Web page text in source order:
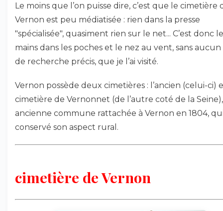
Le moins que l’on puisse dire, c’est que le cimetière
Vernon est peu médiatisée : rien dans la presse
"spécialisée", quasiment rien sur le net... C’est donc
mains dans les poches et le nez au vent, sans
de recherche précis, que je l’ai visité.
Vernon possède deux cimetières : l’ancien (celui-ci)
cimetière de Vernonnet (de l’autre coté de la Seine),
ancienne commune rattachée à Vernon en 1804,
conservé son aspect rural.
cimetière de Vernon